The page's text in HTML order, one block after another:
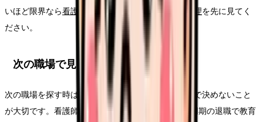
いほど限界なら看護師を今すぐ辞めたい時の行動整理を先に見てく
ださい。
次の職場で見るべき条件
次の職場を探す時は、今より良さそうな雰囲気だけで決めないこと
が大切です。看護師 同期 辞めていくの背景には、同期の退職で教育